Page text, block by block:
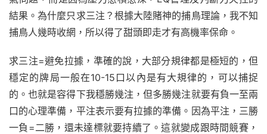
結果。為什麼只求三注？根據大陸賭神的捕鳥理論，我不知
捕鳥人幾時收網，所以得了甜頭即走才有高機率保命。
求三注=避免拉據，準確的說，大部分規律都是極短的，但
穩定的牌局一般在10-15口以內是有大規律的，可以捕捉
的。也就是容得下我穩勝幾注，但多勝幾注就要有負一至兩
口的心理準備，平注表示要有拉據的準備。因為平注，三勝
一負=二勝，還未達標就要持續了。這就變成跟時間競賽，